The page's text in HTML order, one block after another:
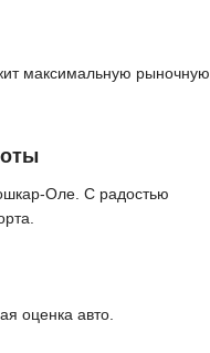
максимальную рыночную
Оле. С радостью
оценка авто.